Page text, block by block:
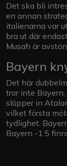
Det ska bli
en annan
italienarna var
bra ut där
Musah är
Bayern
Det här
tror inte
släpper in
vilket första
tydlighet.
Bayern -1.5